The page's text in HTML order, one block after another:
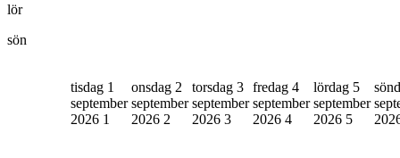
lör
sön
tisdag 1
september
2026 1
onsdag 2
september
2026 2
torsdag 3
september
2026 3
fredag 4
september
2026 4
lördag 5
september
2026 5